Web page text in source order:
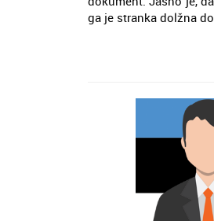
ga je stranka dolžna